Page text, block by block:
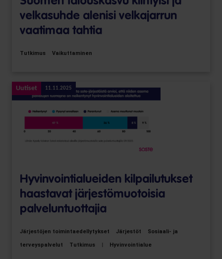
velkasuhde alenisi velkajarrun
vaatimaa tahtia
Tutkimus Vaikuttaminen
Uutiset 11.11.2025
Hyvinvointialueiden kilpailutukset
haastavat järjestömuotoisia
palveluntuottajia
Järjestöjen toimintaedellytykset Järjestöt Sosiaali- ja
terveyspalvelut Tutkimus | Hyvinvointialue